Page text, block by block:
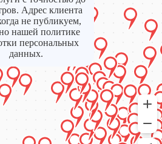
Адрес клиента
не публикуем,
нашей политике
персональных
данных.